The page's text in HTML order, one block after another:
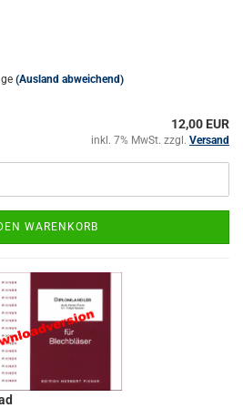
(Ausland abweichend)
12,00 EUR
inkl. 7% MwSt. zzgl. Versand
WARENKORB